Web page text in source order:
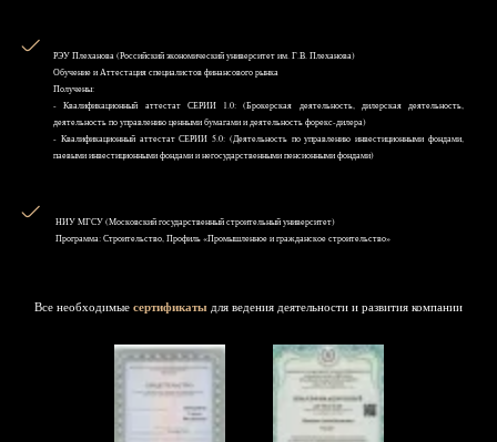
РЭУ Плеханова (Российский экономический университет им. Г.В. Плеханова)
Обучение и Аттестация специалистов финансового рынка
Получены:
- Квалификационный аттестат СЕРИИ 1.0: (Брокерская деятельность, дилерская деятельность,
деятельность по управлению ценными бумагами и деятельность форекс-дилера)
- Квалификационный аттестат СЕРИИ 5.0: (Деятельность по управлению инвестиционными фондами,
паевыми инвестиционными фондами и негосударственными пенсионными фондами)
НИУ MГСУ (Московский государственный строительный университет)
Программа: Строительство, Профиль «Промышленное и гражданское строительство»
Все необходимые сертификаты для ведения деятельности и развития компании